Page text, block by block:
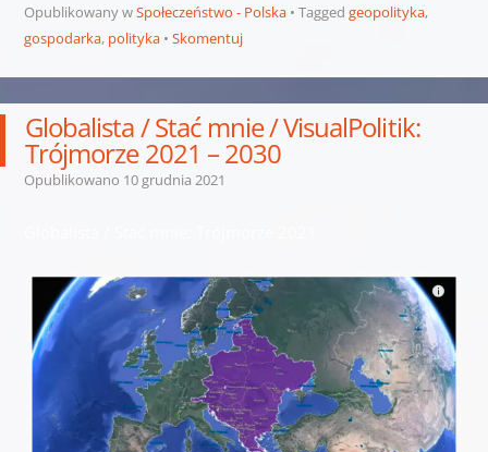
Opublikowany wSpołeczeństwo - Polska Tagged geopolityka,
gospodarka, polityka Skomentuj
Globalista / Stać mnie / VisualPolitik:
Trójmorze 2021 – 2030
Opublikowano 10 grudnia 2021